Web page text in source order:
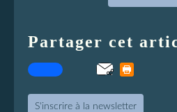
Partager cet
S'inscrire à la newsletter